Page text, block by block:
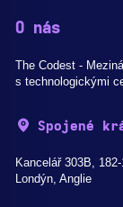
O nás
The Codest -
s technologickými
Spojené
Kancelář 303B,
Londýn, Anglie